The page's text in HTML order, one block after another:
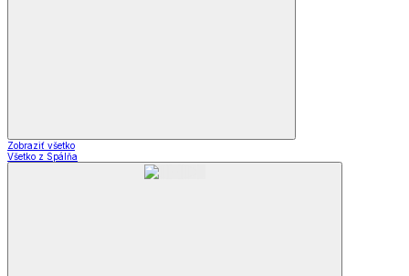
Zobraziť všetko
Všetko z Spálňa